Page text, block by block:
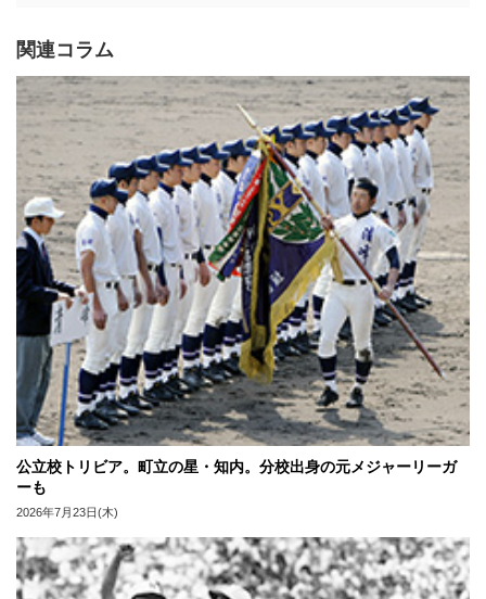
関連コラム
公立校トリビア。町立の星・知内。分校出身の元メジャーリーガ
ーも
2026年7月23日(木)